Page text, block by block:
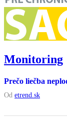
Monitoring
Prečo liečba
Od etrend.sk